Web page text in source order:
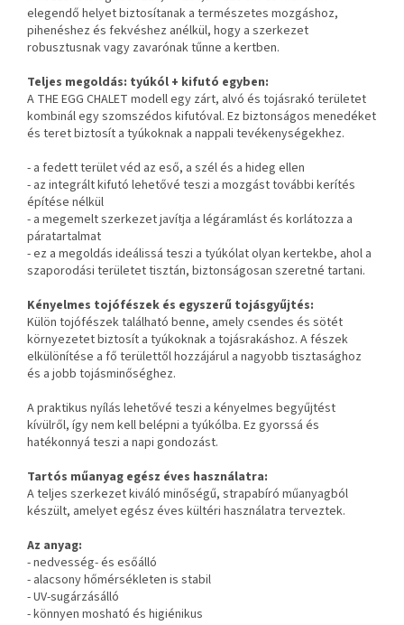
elegendő helyet biztosítanak a természetes mozgáshoz,
pihenéshez és fekvéshez anélkül, hogy a szerkezet
robusztusnak vagy zavarónak tűnne a kertben.
Teljes megoldás: tyúkól + kifutó egyben:
A THE EGG CHALET modell egy zárt, alvó és tojásrakó területet
kombinál egy szomszédos kifutóval. Ez biztonságos menedéket
és teret biztosít a tyúkoknak a nappali tevékenységekhez.
- a fedett terület véd az eső, a szél és a hideg ellen
- az integrált kifutó lehetővé teszi a mozgást további kerítés
építése nélkül
- a megemelt szerkezet javítja a légáramlást és korlátozza a
páratartalmat
- ez a megoldás ideálissá teszi a tyúkólat olyan kertekbe, ahol a
szaporodási területet tisztán, biztonságosan szeretné tartani.
Kényelmes tojófészek és egyszerű tojásgyűjtés:
Külön tojófészek található benne, amely csendes és sötét
környezetet biztosít a tyúkoknak a tojásrakáshoz. A fészek
elkülönítése a fő területtől hozzájárul a nagyobb tisztasághoz
és a jobb tojásminőséghez.
A praktikus nyílás lehetővé teszi a kényelmes begyűjtést
kívülről, így nem kell belépni a tyúkólba. Ez gyorssá és
hatékonnyá teszi a napi gondozást.
Tartós műanyag egész éves használatra:
A teljes szerkezet kiváló minőségű, strapabíró műanyagból
készült, amelyet egész éves kültéri használatra terveztek.
Az anyag:
- nedvesség- és esőálló
- alacsony hőmérsékleten is stabil
- UV-sugárzásálló
- könnyen mosható és higiénikus